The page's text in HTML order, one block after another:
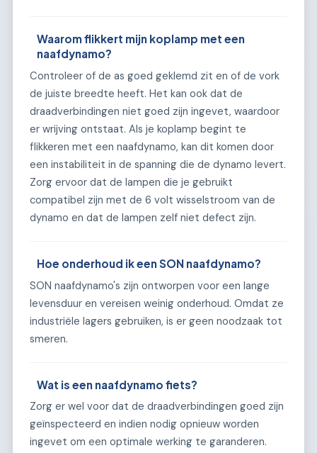
Waarom flikkert mijn koplamp met een
naafdynamo?
Controleer of de as goed geklemd zit en of de vork
de juiste breedte heeft. Het kan ook dat de
draadverbindingen niet goed zijn ingevet, waardoor
er wrijving ontstaat. Als je koplamp begint te
flikkeren met een naafdynamo, kan dit komen door
een instabiliteit in de spanning die de dynamo levert.
Zorg ervoor dat de lampen die je gebruikt
compatibel zijn met de 6 volt wisselstroom van de
dynamo en dat de lampen zelf niet defect zijn.
Hoe onderhoud ik een SON naafdynamo?
SON naafdynamo's zijn ontworpen voor een lange
levensduur en vereisen weinig onderhoud. Omdat ze
industriële lagers gebruiken, is er geen noodzaak tot
smeren.
Wat is een naafdynamo fiets?
Zorg er wel voor dat de draadverbindingen goed zijn
geïnspecteerd en indien nodig opnieuw worden
ingevet om een optimale werking te garanderen.